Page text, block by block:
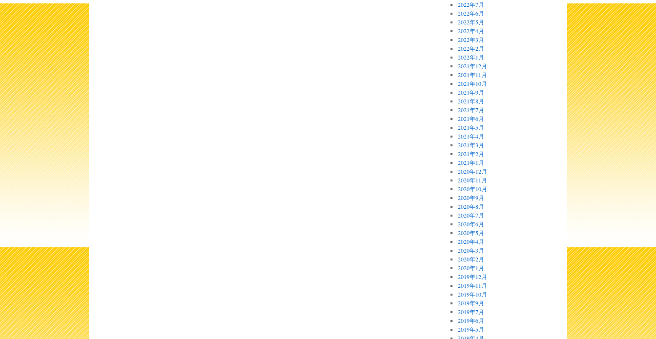
2022年7月
2022年6月
2022年5月
2022年4月
2022年3月
2022年2月
2022年1月
2021年12月
2021年11月
2021年10月
2021年9月
2021年8月
2021年7月
2021年6月
2021年5月
2021年4月
2021年3月
2021年2月
2021年1月
2020年12月
2020年11月
2020年10月
2020年9月
2020年8月
2020年7月
2020年6月
2020年5月
2020年4月
2020年3月
2020年2月
2020年1月
2019年12月
2019年11月
2019年10月
2019年9月
2019年7月
2019年6月
2019年5月